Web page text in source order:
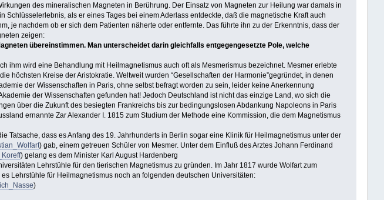
des mineralischen Magneten in Berührung. Der Einsatz von Magneten zur Heilung war damals in
als er eines Tages bei einem Aderlass entdeckte, daß die magnetische Kraft auch
je nachdem ob er sich dem Patienten näherte oder entfernte. Das führte ihn zu der Erkenntnis, dass der
zeigen:
übereinstimmen. Man unterscheidet darin gleichfalls entgegengesetzte Pole, welche
ihm wird eine Behandlung mit Heilmagnetismus auch oft als Mesmerismus bezeichnet. Mesmer erlebte
höchsten Kreise der Aristokratie. Weltweit wurden “Gesellschaften der Harmonie”gegründet, in denen
der Wissenschaften in Paris, ohne selbst befragt worden zu sein, leider keine Anerkennung
der Wissenschaften gefunden hat! Jedoch Deutschland ist nicht das einzige Land, wo sich die
über die Zukunft des besiegten Frankreichs bis zur bedingungslosen Abdankung Napoleons in Paris
ernannte Zar Alexander I. 1815 zum Studium der Methode eine Kommission, die dem Magnetismus
dass es Anfang des 19. Jahrhunderts in Berlin sogar eine Klinik für Heilmagnetismus unter der
) gab, einem getreuen Schüler von Mesmer. Unter dem Einfluß des Arztes Johann Ferdinand
) gelang es dem Minister Karl August Hardenberg
Lehrstühle für den tierischen Magnetismus zu gründen. Im Jahr 1817 wurde Wolfart zum
Lehrstühle für Heilmagnetismus noch an folgenden deutschen Universitäten:
)